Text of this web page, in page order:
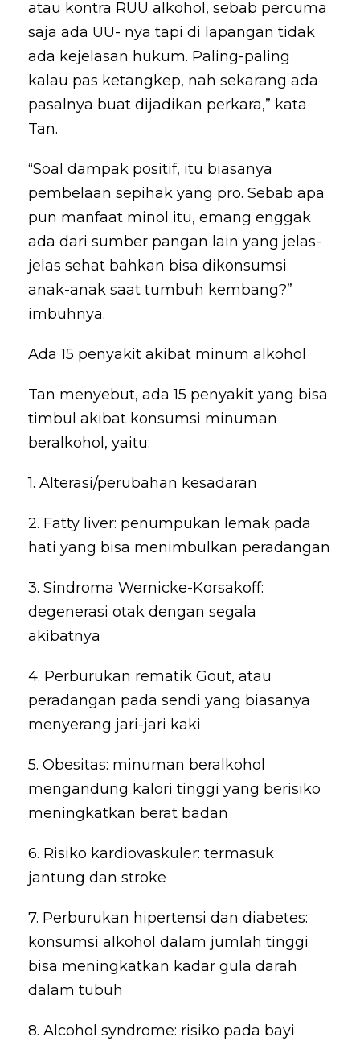
atau kontra RUU alkohol, sebab percuma
saja ada UU- nya tapi di lapangan tidak
ada kejelasan hukum. Paling-paling
kalau pas ketangkep, nah sekarang ada
pasalnya buat dijadikan perkara,” kata
Tan.
“Soal dampak positif, itu biasanya
pembelaan sepihak yang pro. Sebab apa
pun manfaat minol itu, emang enggak
ada dari sumber pangan lain yang jelas-
jelas sehat bahkan bisa dikonsumsi
anak-anak saat tumbuh kembang?”
imbuhnya.
Ada 15 penyakit akibat minum alkohol
Tan menyebut, ada 15 penyakit yang bisa
timbul akibat konsumsi minuman
beralkohol, yaitu:
1. Alterasi/perubahan kesadaran
2. Fatty liver: penumpukan lemak pada
hati yang bisa menimbulkan peradangan
3. Sindroma Wernicke-Korsakoff:
degenerasi otak dengan segala
akibatnya
4. Perburukan rematik Gout, atau
peradangan pada sendi yang biasanya
menyerang jari-jari kaki
5. Obesitas: minuman beralkohol
mengandung kalori tinggi yang berisiko
meningkatkan berat badan
6. Risiko kardiovaskuler: termasuk
jantung dan stroke
7. Perburukan hipertensi dan diabetes:
konsumsi alkohol dalam jumlah tinggi
bisa meningkatkan kadar gula darah
dalam tubuh
8. Alcohol syndrome: risiko pada bayi